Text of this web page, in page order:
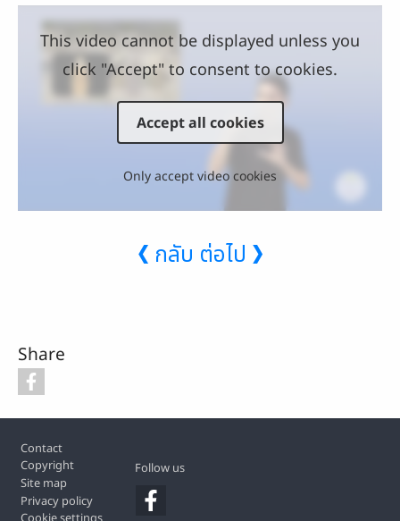
This video cannot be displayed unless you
click "Accept" to consent to cookies.
Accept all cookies
Only accept video cookies
❮ กลับ ต่อไป ❯
Share
Contact
Copyright
Site map
Privacy policy
Cookie settings
Follow us